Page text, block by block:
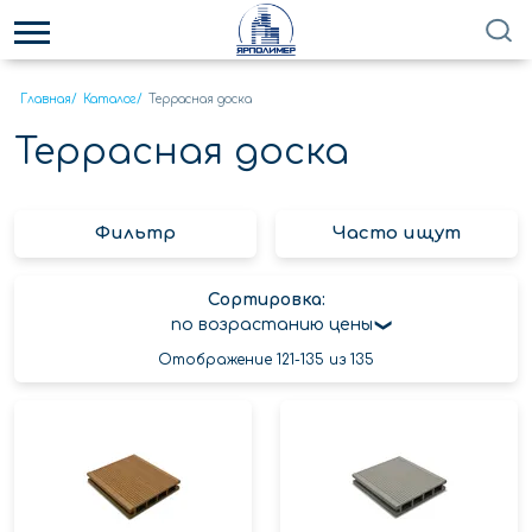
Главная/ Каталог/ Террасная доска
Террасная доска
Фильтр Часто ищут
Сортировка:
по возрастанию цены
Отображение 121-135 из 135